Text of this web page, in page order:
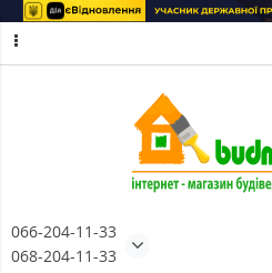
066-204-11-33
068-204-11-33